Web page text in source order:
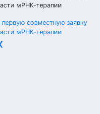
мРНК-терапии
совместную заявку
мРНК-терапии